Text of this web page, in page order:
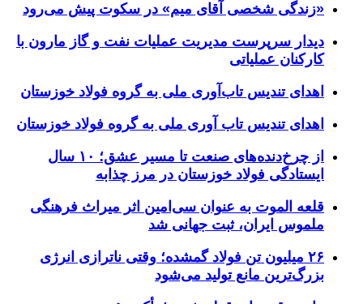
«زندگی شخصی آقای میم» در سکوت پیش می‌رود
دیدار سرپرست مدیریت عملیات نفت و گاز مارون با
کارکنان عملیاتی
اهدای تندیس تاب‌آوری ملی به گروه فولاد خوزستان
اهدای تندیس تاب آوری ملی به گروه فولاد خوزستان
از چرخ‌دنده‌های صنعت تا مسیر عشق؛ ۱۰ سال
ایستادگی فولاد خوزستان در مرز چذابه
قلعه الموت به عنوان سی‌امین اثر میراث‌ فرهنگی
ملموس ایران، ثبت جهانی شد
۲۶ میلیون تن فولاد گمشده؛ وقتی ناترازی انرژی
بزرگ‌ترین مانع تولید می‌شود